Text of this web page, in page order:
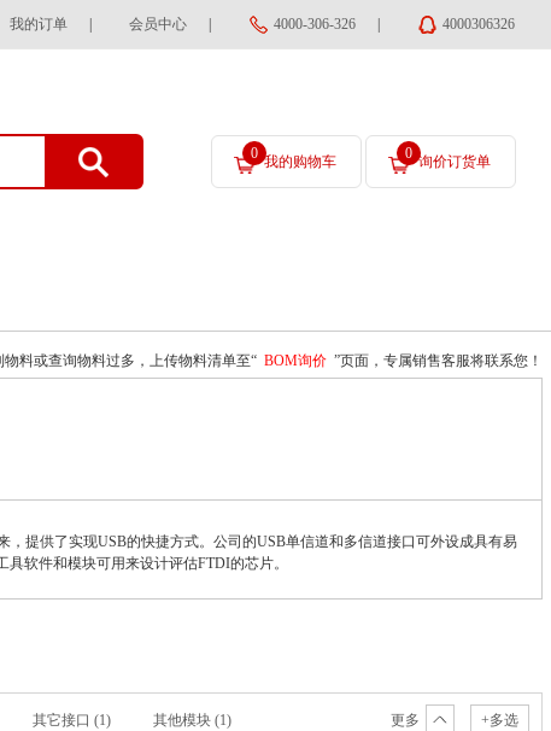
我的订单 会员中心 4000-306-326 4000306326
0 我的购物车 0 询价订货单
物料或查询物料过多，上传物料清单至“ BOM询价 ”页面，专属销售客服将联系您！
提供了实现USB的快捷方式。公司的USB单信道和多信道接口可外设成具有易
软件和模块可用来设计评估FTDI的芯片。
其它接口 (1)
其他模块 (1)
更多 +多选